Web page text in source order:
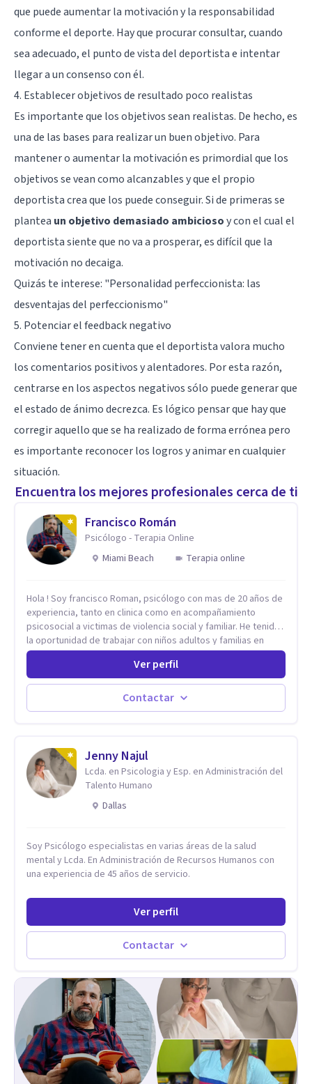
que puede aumentar la motivación y la responsabilidad
conforme el deporte. Hay que procurar consultar, cuando
sea adecuado, el punto de vista del deportista e intentar
llegar a un consenso con él.
4. Establecer objetivos de resultado poco realistas
Es importante que los objetivos sean realistas. De hecho, es
una de las bases para realizar un buen objetivo. Para
mantener o aumentar la motivación es primordial que los
objetivos se vean como alcanzables y que el propio
deportista crea que los puede conseguir. Si de primeras se
plantea un objetivo demasiado ambiciosoy con el cual el
deportista siente que no va a prosperar, es difícil que la
motivación no decaiga.
Quizás te interese: "Personalidad perfeccionista: las
desventajas del perfeccionismo"
5. Potenciar el feedback negativo
Conviene tener en cuenta que el deportista valora mucho
los comentarios positivos y alentadores. Por esta razón,
centrarse en los aspectos negativos sólo puede generar que
el estado de ánimo decrezca. Es lógico pensar que hay que
corregir aquello que se ha realizado de forma errónea pero
es importante reconocer los logros y animar en cualquier
situación.
Encuentra los mejores profesionales cerca de ti
Francisco Román
Psicólogo - Terapia Online
Miami Beach
Terapia online
Hola ! Soy francisco Roman, psicólogo con mas de 20 años de
experiencia, tanto en clinica como en acompañamiento
psicosocial a victimas de violencia social y familiar. He tenido
la oportunidad de trabajar con niños adultos y familias en
todos los espacios y esto me ha dado un una variedad de
aprendizajes que ahora pongo a tu disposicion. En la
actualidad puedo atenderte de manera presencial y/o virtual,
de lunes a sabado. el costo de cada sesión lo acordamos en
el primer contacto
Ver perfil
Contactar
Jenny Najul
Lcda. en Psicologia y Esp. en Administración del
Talento Humano
Dallas
Soy Psicólogo especialistas en varias áreas de la salud
mental y Lcda. En Administración de Recursos Humanos con
una experiencia de 45 años de servicio.
Ver perfil
Contactar